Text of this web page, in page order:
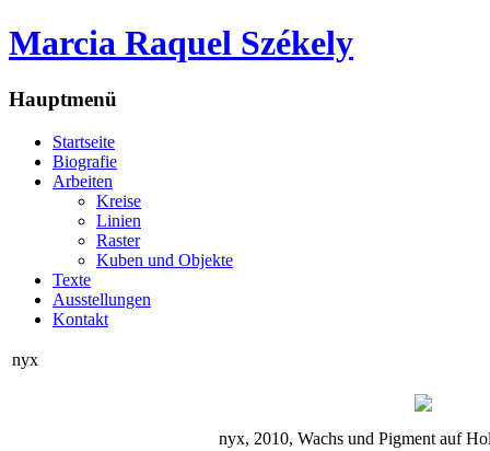
Marcia Raquel Székely
Hauptmenü
Startseite
Biografie
Arbeiten
Kreise
Linien
Raster
Kuben und Objekte
Texte
Ausstellungen
Kontakt
nyx
nyx, 2010, Wachs und Pigment auf